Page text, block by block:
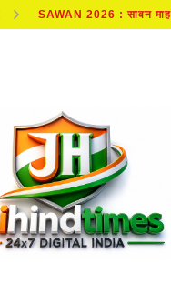
SAWAN 2026 : सावन